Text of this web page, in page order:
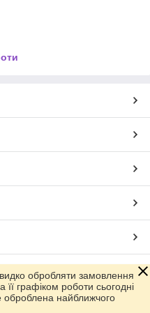
Prom.ua
обробляти замовлення
її графіком роботи сьогодні
оброблена найближчого